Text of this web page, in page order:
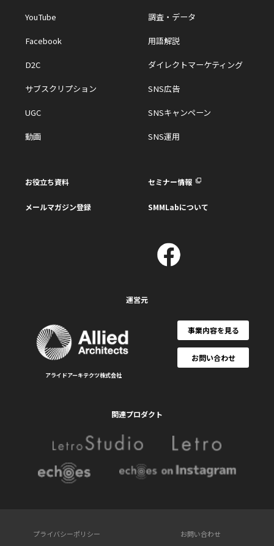
YouTube
Facebook
D2C
サブスクリプション
UGC
動画
調査・データ
用語解説
ダイレクトマーケティング
SNS広告
SNSキャンペーン
SNS運用
お役立ち資料 セミナー情報
メールマガジン登録 SMMLabについて
運営元
アライドアーキテクツ株式会社
事業内容を見る
お問い合わせ
関連プロダクト
プライバシーポリシー
お問い合わせ